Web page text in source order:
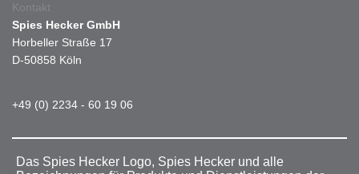
Kontakt
Spies Hecker GmbH
Horbeller Straße 17
D-50858 Köln
+49 (0) 2234 - 60 19 06
Das Spies Hecker Logo, Spies Hecker und alle